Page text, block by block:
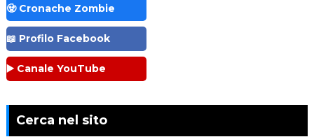
🧟 Cronache Zombie
📖 Profilo Facebook
▶️ Canale YouTube
Cerca nel sito